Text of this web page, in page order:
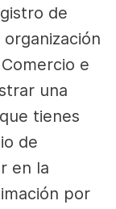
de
organización
e
una
tienes
de
en la
por